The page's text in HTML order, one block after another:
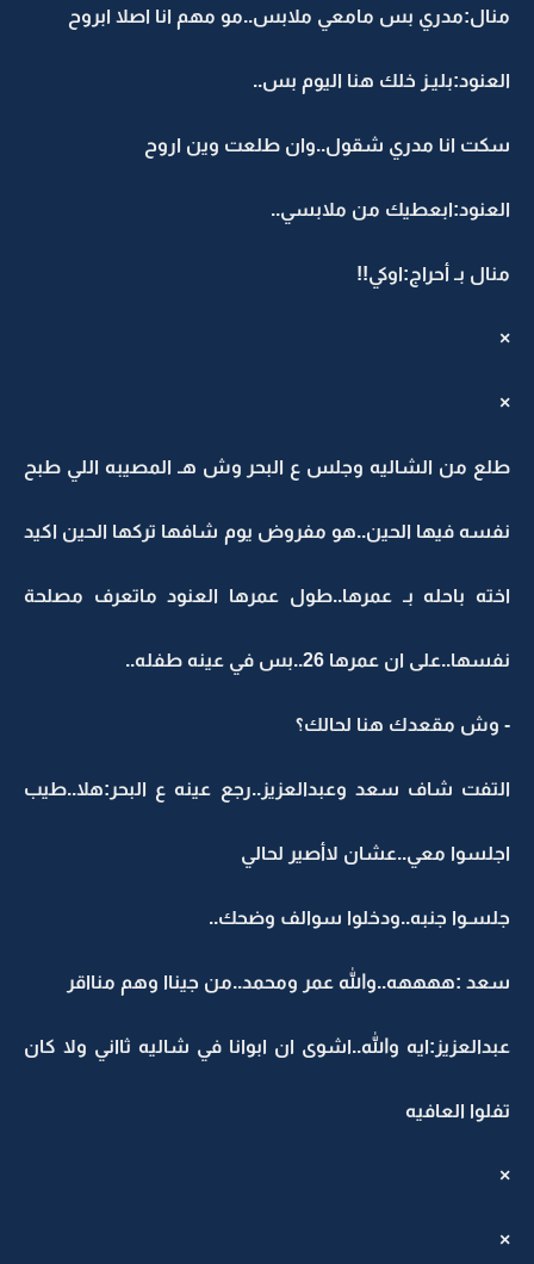
منال:مدري بس مامعي ملابس..مو مهم انا اصلا ابروح
العنود:بليـز خلك هنا اليوم بس..
سكت انا مدري شقول..وان طلعت وين اروح
العنود:ابعطيك من ملابسي..
منال بـ أحراج:اوكي!!
×
×
طلع من الشاليه وجلس ع البحر وش هـ المصيبه اللي طبح
نفسه فيها الحين..هو مفروض يوم شافها تركها الحين اكيد
اخته باحله بـ عمرها..طول عمرها العنود ماتعرف مصلحة
نفسها..على ان عمرها 26..بس في عينه طفله..
- وش مقعدك هنا لحالك؟
التفت شاف سعد وعبدالعزيز..رجع عينه ع البحر:هلا..طيب
اجلسوا معي..عشان لاأصير لحالي
جلسـوا جنبه..ودخلوا سوالف وضحك..
سعد :ههههه..والله عمر ومحمد..من جيناا وهم منااقر
عبدالعزيز:ايه والله..اشوى ان ابوانا في شاليه ثااني ولا كان
تفلوا العافيه
×
×